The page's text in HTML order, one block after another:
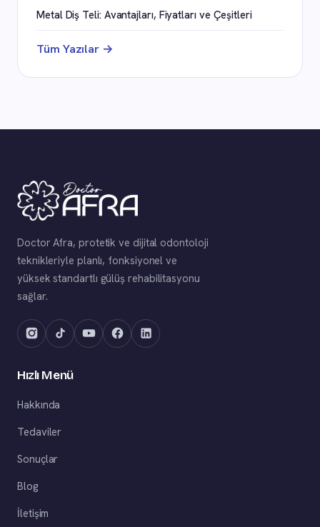
Metal Diş Teli: Avantajları, Fiyatları ve Çeşitleri
Tüm Yazılar →
Doctor Afra, protetik ve dijital odontoloji
teknikleriyle planlı, fonksiyonel ve
yüksek standartlı gülüş rehabilitasyonu
sağlar.
Hızlı Menü
Hakkında
Tedaviler
Sonuçlar
Blog
İletişim